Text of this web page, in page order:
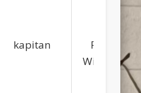
kapitan
Paulina
Wierzejska